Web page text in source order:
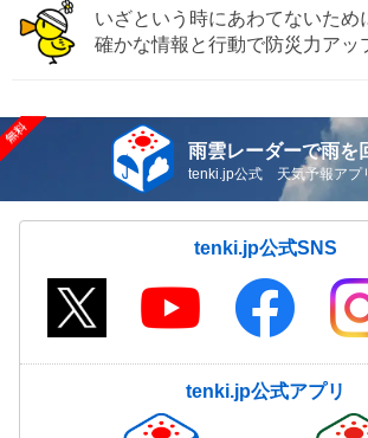
いざという時にあわてないため
確かな情報と行動で防災力アッ
雨雲レーダーで雨を
tenki.jp公式 天気予報アプ
tenki.jp公式SNS
tenki.jp公式アプリ